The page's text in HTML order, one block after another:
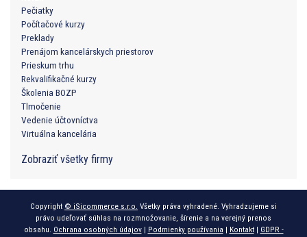
Pečiatky
Počítačové kurzy
Preklady
Prenájom kancelárskych priestorov
Prieskum trhu
Rekvalifikačné kurzy
Školenia BOZP
Tlmočenie
Vedenie účtovníctva
Virtuálna kancelária
Zobraziť všetky firmy
Copyright © iSicommerce s.r.o. Všetky práva vyhradené. Vyhradzujeme si
právo udeľovať súhlas na rozmnožovanie, šírenie a na verejný prenos
obsahu. Ochrana osobných údajov| Podmienky používania | Kontakt| GDPR -